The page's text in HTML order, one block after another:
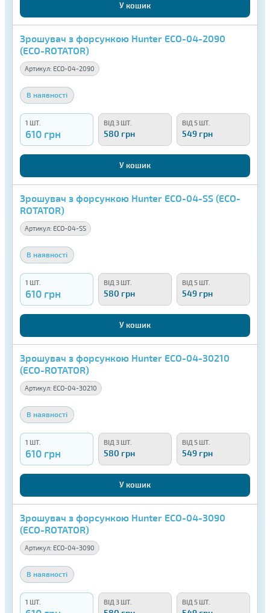
У кошик
Зрошувач з форсункою Hunter ECO-04-2090
(ECO-ROTATOR)
Артикул: ECO-04-2090
В наявності
1 ШТ.
610 грн
ВІД 3 ШТ.
580 грн
ВІД 5 ШТ.
549 грн
У кошик
Зрошувач з форсункою Hunter ECO-04-SS (ECO-
ROTATOR)
Артикул: ECO-04-SS
В наявності
1 ШТ.
610 грн
ВІД 3 ШТ.
580 грн
ВІД 5 ШТ.
549 грн
У кошик
Зрошувач з форсункою Hunter ECO-04-30210
(ECO-ROTATOR)
Артикул: ECO-04-30210
В наявності
1 ШТ.
610 грн
ВІД 3 ШТ.
580 грн
ВІД 5 ШТ.
549 грн
У кошик
Зрошувач з форсункою Hunter ECO-04-3090
(ECO-ROTATOR)
Артикул: ECO-04-3090
В наявності
1 ШТ. ВІД 3 ШТ. ВІД 5 ШТ.